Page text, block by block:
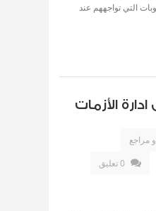
التي تواجههم عند
الأزمات
مراجع
0 تعليق